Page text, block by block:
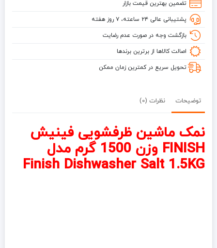
مدل
Finish
Salt
1.5KG
تضمین بهترین قیمت بازار
پشتیبانی عالی ۲۴ ساعته، ۷ روز هفته
بازگشت وجه در صورت عدم رضایت
اصالت کالاها از برترین برندها
تحویل سریع در کمترین زمان ممکن
توضیحات نظرات (0)
نمک ماشین ظرفشویی فینیش
FINISH وزن 1500 گرم مدل
Finish Dishwasher Salt 1.5KG